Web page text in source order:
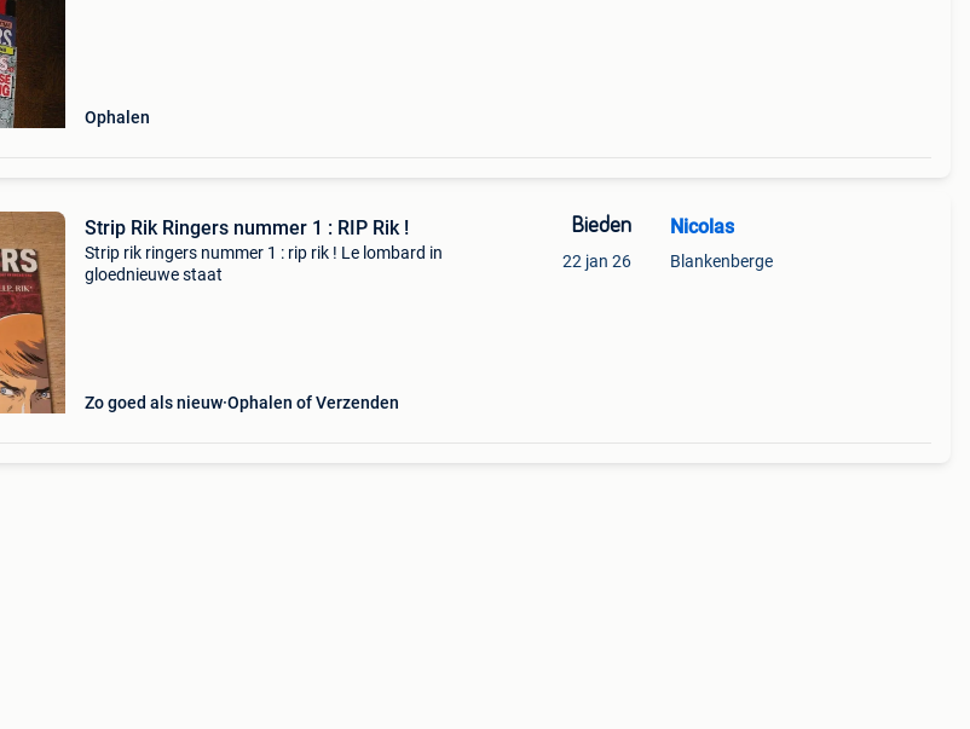
Ophalen
Strip Rik Ringers nummer 1 : RIP Rik !
Strip rik ringers nummer 1 : rip rik ! Le lombard in
gloednieuwe staat
Zo goed als nieuw Ophalen of Verzenden
Bieden
22 jan 26
Nicolas
Blankenberge